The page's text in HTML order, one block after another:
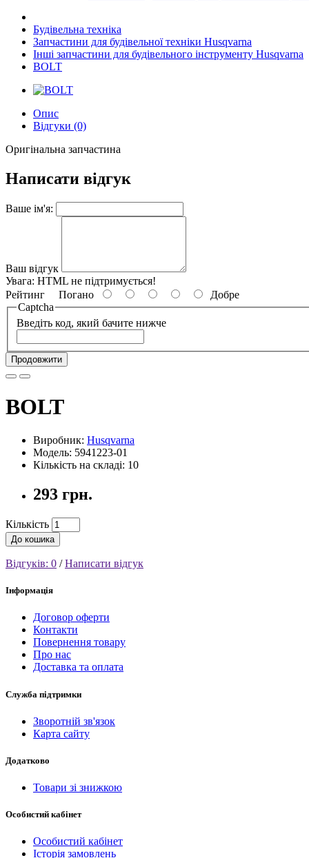
Будівельна техніка
Запчастини для будівельної техніки Husqvarna
Інші запчастини для будівельного інструменту Husqvarna
BOLT
Опис
Відгуки (0)
Оригінальна запчастина
Написати відгук
Ваше ім'я:
Ваш відгук
Увага: HTML не підтримується!
Рейтинг Погано
Добре
Captcha
Введіть код, який бачите нижче
Продовжити
BOLT
Виробник: Husqvarna
Модель: 5941223-01
Кількість на складі: 10
293 грн.
Кількість
До кошика
Відгуків: 0 /Написати відгук
Інформація
Договор оферти
Контакти
Повернення товару
Про нас
Доставка та оплата
Служба підтримки
Зворотній зв'язок
Карта сайту
Додатково
Товари зі знижкою
Особистий кабінет
Особистий кабінет
Історія замовлень